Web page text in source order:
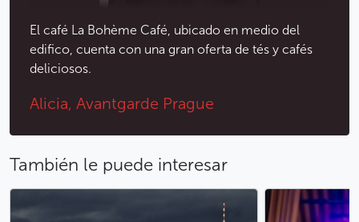
El café La Bohème Café, ubicado en medio del
edifico, cuenta con una gran oferta de tés y cafés
deliciosos.
Alicia, Avantgarde Prague
También le puede interesar